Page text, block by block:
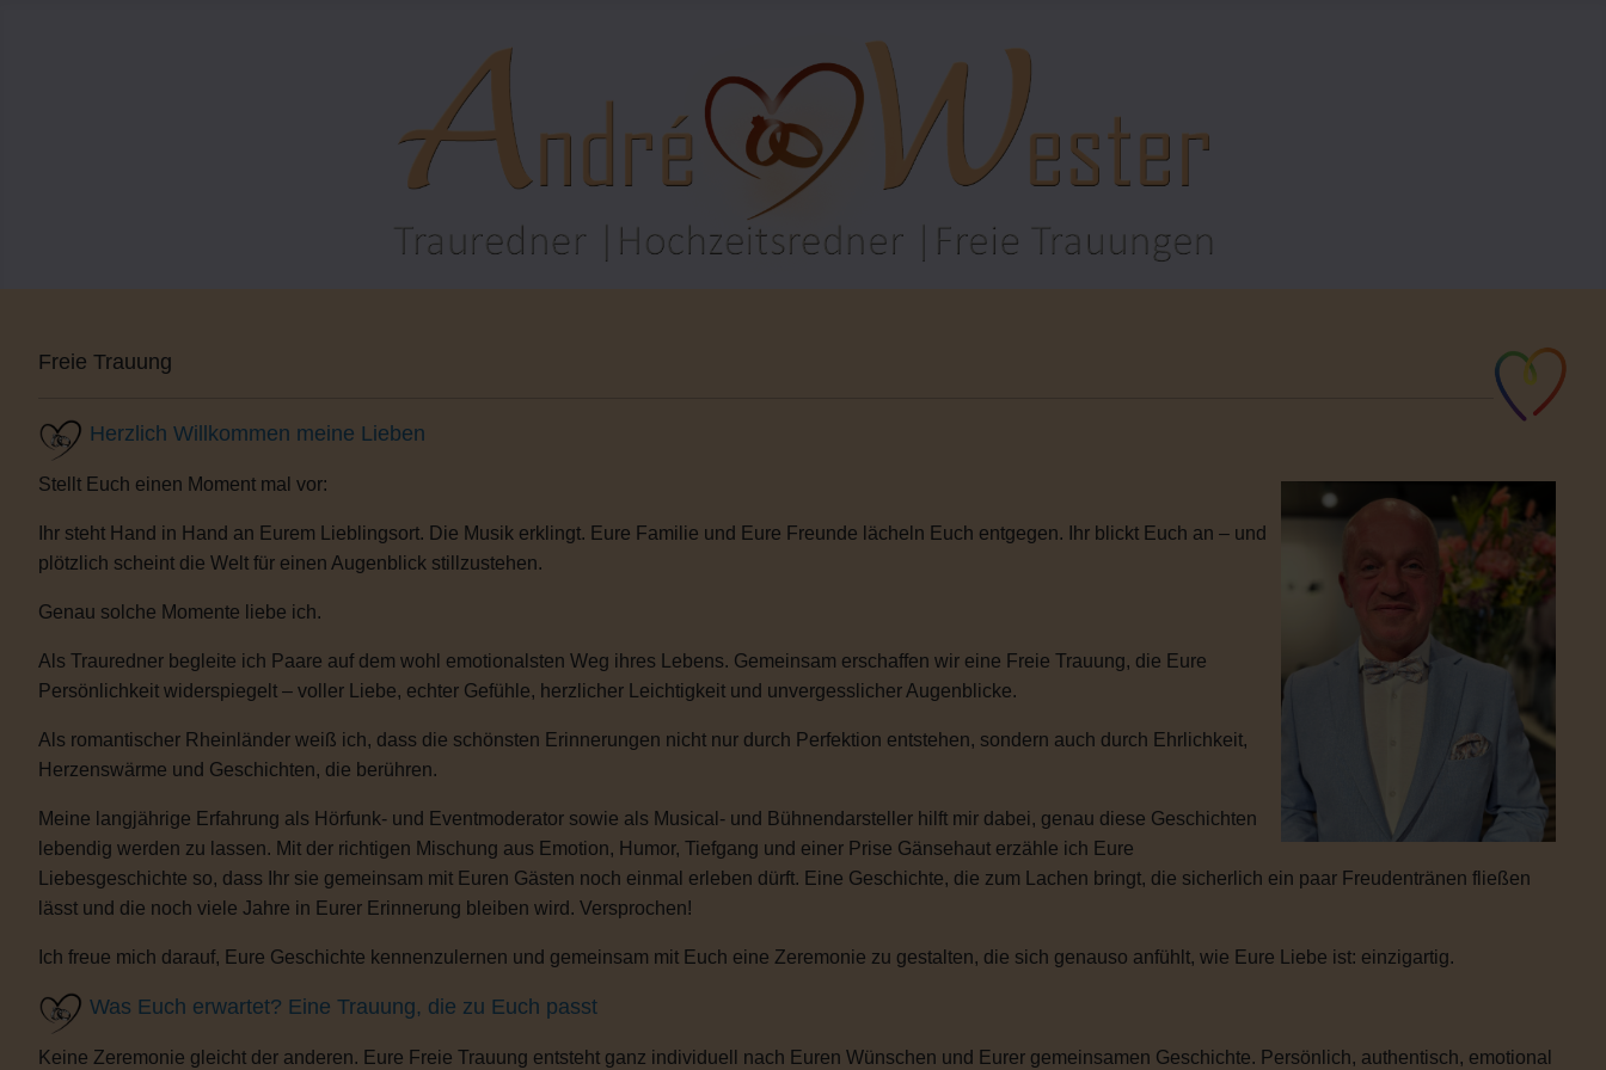
Freie Trauung
Herzlich Willkommen meine Lieben
Stellt Euch einen Moment mal vor:
Ihr steht Hand in Hand an Eurem Lieblingsort. Die Musik erklingt. Eure Familie und Eure Freunde lächeln Euch entgegen. Ihr blickt Euch an – und
plötzlich scheint die Welt für einen Augenblick stillzustehen.
Genau solche Momente liebe ich.
Als Trauredner begleite ich Paare auf dem wohl emotionalsten Weg ihres Lebens. Gemeinsam erschaffen wir eine Freie Trauung, die Eure
Persönlichkeit widerspiegelt – voller Liebe, echter Gefühle, herzlicher Leichtigkeit und unvergesslicher Augenblicke.
Als romantischer Rheinländer weiß ich, dass die schönsten Erinnerungen nicht nur durch Perfektion entstehen, sondern auch durch Ehrlichkeit,
Herzenswärme und Geschichten, die berühren.
Meine langjährige Erfahrung als Hörfunk- und Eventmoderator sowie als Musical- und Bühnendarsteller hilft mir dabei, genau diese Geschichten
lebendig werden zu lassen. Mit der richtigen Mischung aus Emotion, Humor, Tiefgang und einer Prise Gänsehaut erzähle ich Eure
Liebesgeschichte so, dass Ihr sie gemeinsam mit Euren Gästen noch einmal erleben dürft. Eine Geschichte, die zum Lachen bringt, die sicherlich ein paar Freudentränen fließen
lässt und die noch viele Jahre in Eurer Erinnerung bleiben wird. Versprochen!
Ich freue mich darauf, Eure Geschichte kennenzulernen und gemeinsam mit Euch eine Zeremonie zu gestalten, die sich genauso anfühlt, wie Eure Liebe ist: einzigartig.
Was Euch erwartet? Eine Trauung, die zu Euch passt
Keine Zeremonie gleicht der anderen. Eure Freie Trauung entsteht ganz individuell nach Euren Wünschen und Eurer gemeinsamen Geschichte. Persönlich, authentisch, emotional